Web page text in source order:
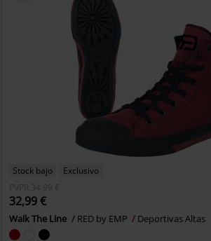
Stock bajo
Exclusivo
PVPR 34,99 €
32,99 €
Walk The Line RED by EMP Deportivas Altas